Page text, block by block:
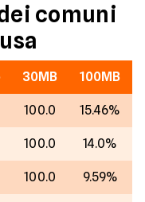
comuni
30MB 100MB
100.0 15.46%
100.0 14.0%
100.0 9.59%